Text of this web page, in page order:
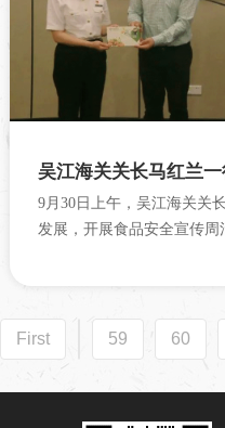
吴江海关关长马红兰
9月30日上午，吴江海关关
发展，开展食品安全宣传
First 59 60